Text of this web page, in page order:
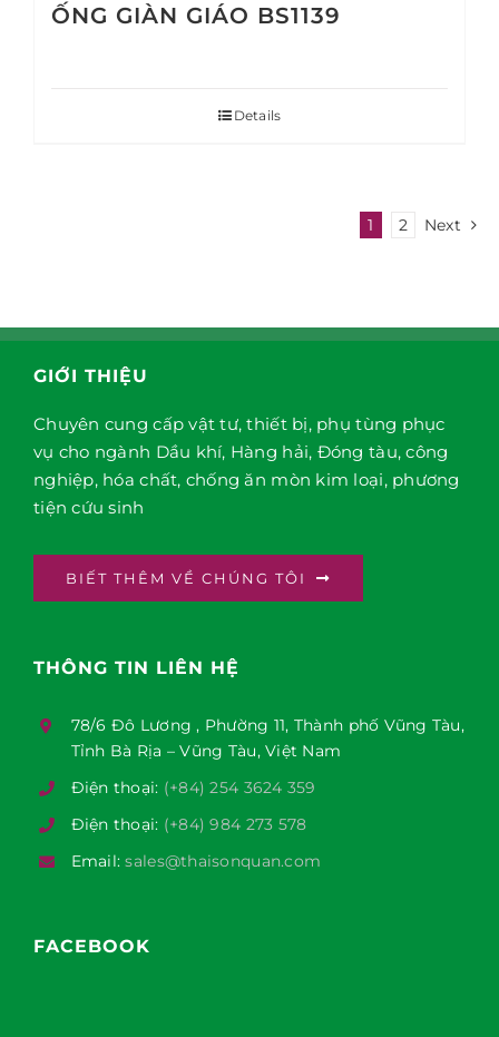
ỐNG GIÀN GIÁO BS1139
Details
1 2 Next
GIỚI THIỆU
Chuyên cung cấp vật tư, thiết bị, phụ tùng phục
vụ cho ngành Dầu khí, Hàng hải, Đóng tàu, công
nghiệp, hóa chất, chống ăn mòn kim loại, phương
tiện cứu sinh
BIẾT THÊM VỀ CHÚNG TÔI
THÔNG TIN LIÊN HỆ
78/6 Đô Lương , Phường 11, Thành phố Vũng Tàu,
Tỉnh Bà Rịa – Vũng Tàu, Việt Nam
Điện thoại: (+84) 254 3624 359
Điện thoại: (+84) 984 273 578
Email:sales@thaisonquan.com
FACEBOOK